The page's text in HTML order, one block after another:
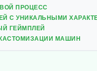
ПРОЦЕСС
С УНИКАЛЬНЫМИ
ГЕЙМПЛЕЙ
МАШИН